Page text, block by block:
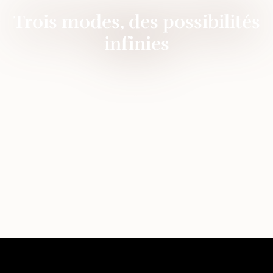
Trois modes, des possibilités
infinies